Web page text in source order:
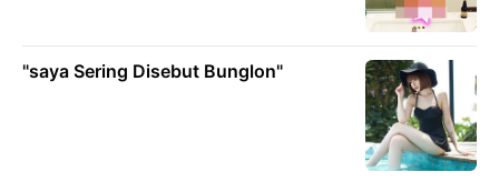
"saya Sering Disebut Bunglon"